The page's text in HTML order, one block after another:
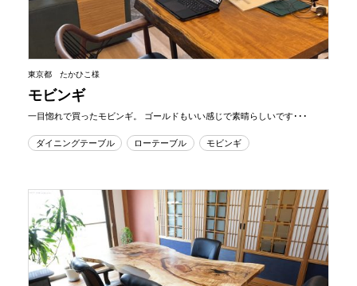
東京都 たかひこ様
モビンギ
一目惚れで買ったモビンギ。 ゴールドもいい感じで素晴らしいです･･･
ダイニングテーブル ローテーブル モビンギ